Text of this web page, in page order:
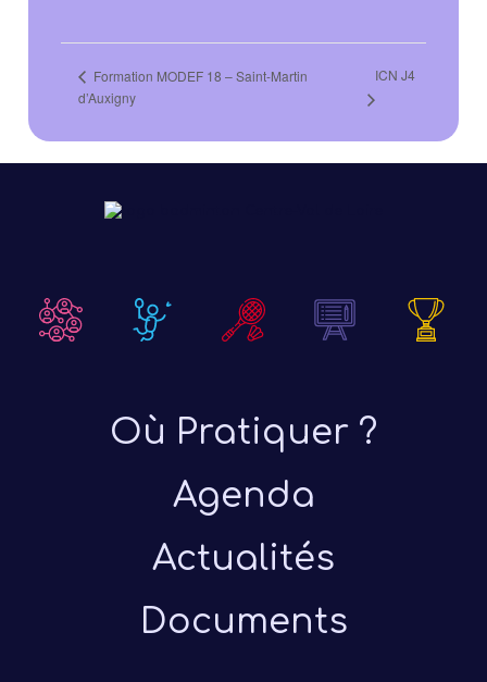
Formation MODEF 18 – Saint-Martin
d’Auxigny
ICN J4
Où Pratiquer ?
Agenda
Actualités
Documents